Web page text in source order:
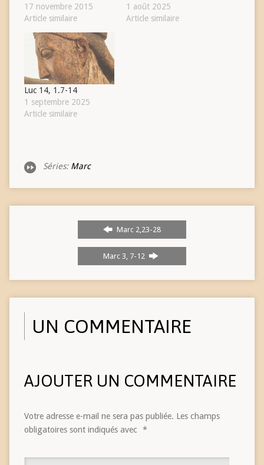
17 novembre 2015
Article similaire
1 août 2025
Article similaire
Luc 14, 1.7-14
1 septembre 2025
Article similaire
Séries: Marc
Marc 2,23-28
Marc 3, 7-12
UN COMMENTAIRE
AJOUTER UN COMMENTAIRE
Votre adresse e-mail ne sera pas publiée. Les champs
obligatoires sont indiqués avec *